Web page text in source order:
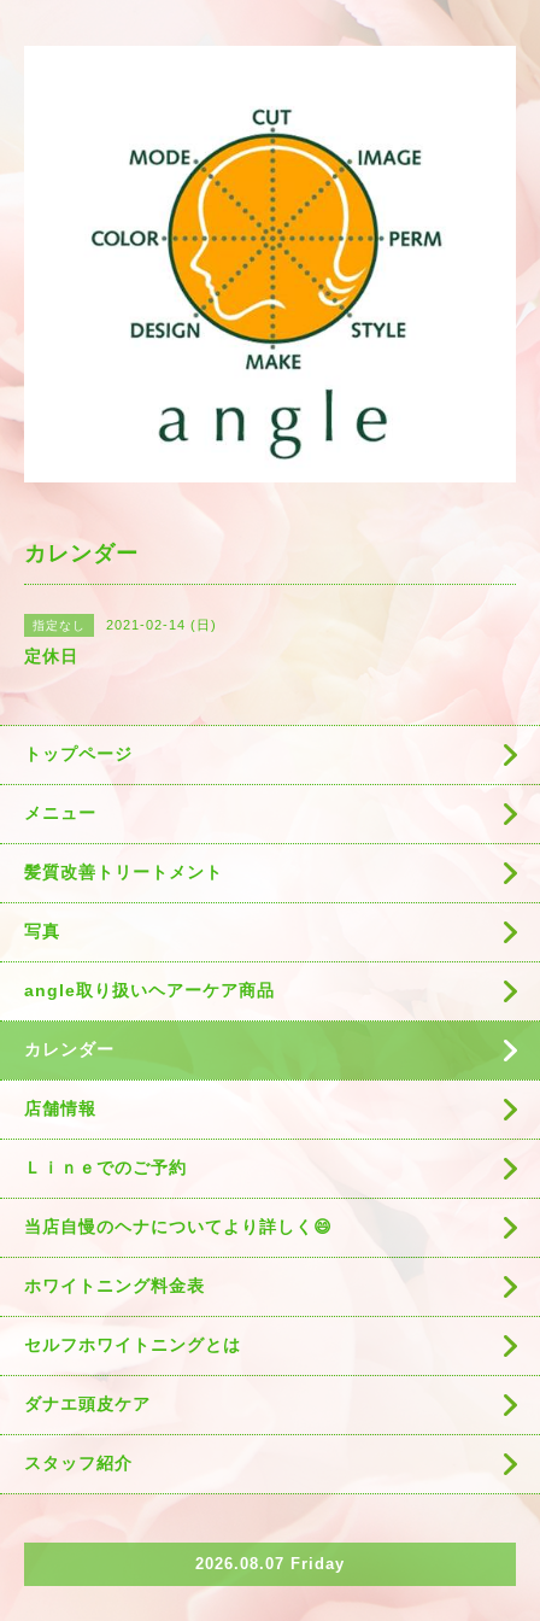
カレンダー
指定なし 2021-02-14 (日)
定休日
トップページ
メニュー
髪質改善トリートメント
写真
angle取り扱いヘアーケア商品
カレンダー
店舗情報
Ｌｉｎｅでのご予約
当店自慢のヘナについてより詳しく😄
ホワイトニング料金表
セルフホワイトニングとは
ダナエ頭皮ケア
スタッフ紹介
2026.08.07 Friday